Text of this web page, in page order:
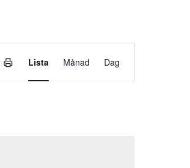
Views
Lista Månad Dag